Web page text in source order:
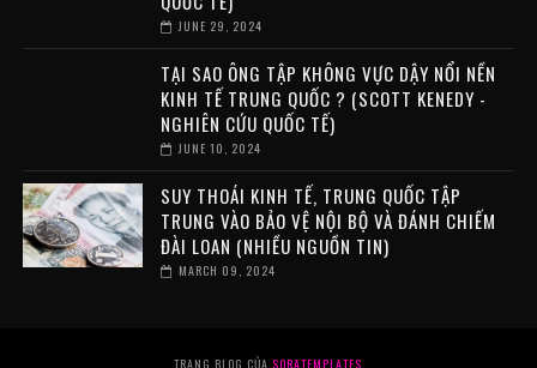
JUNE 29, 2024
TẠI SAO ÔNG TẬP KHÔNG VỰC DẬY NỔI NỀN
KINH TẾ TRUNG QUỐC ? (SCOTT KENEDY -
NGHIÊN CỨU QUỐC TẾ)
JUNE 10, 2024
SUY THOÁI KINH TẾ, TRUNG QUỐC TẬP
TRUNG VÀO BẢO VỆ NỘI BỘ VÀ ĐÁNH CHIẾM
ĐÀI LOAN (NHIỀU NGUỒN TIN)
MARCH 09, 2024
TRANG BLOG CỦA SORATEMPLATES